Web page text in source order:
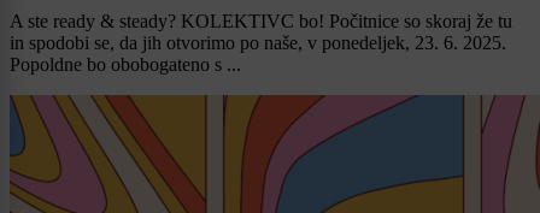
A ste ready & steady? KOLEKTIVC bo! Počitnice so skoraj že tu
in spodobi se, da jih otvorimo po naše, v ponedeljek, 23. 6. 2025.
Popoldne bo obobogateno s ...